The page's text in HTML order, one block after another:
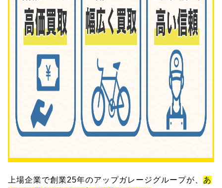
上場企業で創業25年のアップガレージグループが、 あ